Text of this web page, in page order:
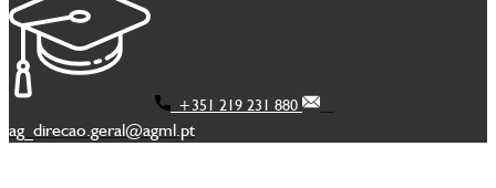
+351 219 231 880
ag_direcao.geral@agml.pt